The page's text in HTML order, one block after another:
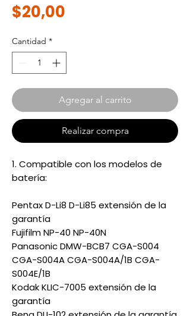
$20,00
Cantidad *
Agregar al carrito
Realizar compra
1. Compatible con los modelos de
batería:
Pentax D-Li8 D-Li85 extensión de la
garantía
Fujifilm NP-40 NP-40N
Panasonic DMW-BCB7 CGA-S004
CGA-S004A CGA-S004A/1B CGA-
S004E/1B
Kodak KLIC-7005 extensión de la
garantía